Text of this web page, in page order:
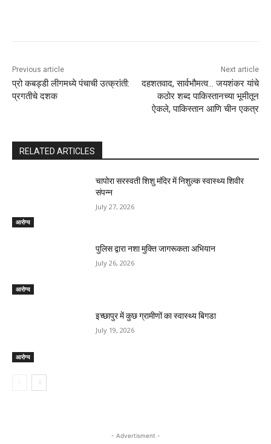
Previous article
प्रो कबड्डी लीगमध्ये पंचाची उत्क्रांती:
प्रगतीचे दशक
Next article
दहशतवाद, सार्वभौमत्व… जयशंकर यांचे
कठोर शब्द पाकिस्तानच्या भूमीतून
ऐकले, पाकिस्तान आणि चीन एकत्र
RELATED ARTICLES
आरोग्य
चापोरा सरस्वती शिशु मंदिर में निशुल्क स्वास्थ्य शिवीर
संपन्न
July 27, 2026
आरोग्य
पुलिस द्वारा नशा मुक्ति जागरूकता अभियान
July 26, 2026
आरोग्य
इच्छापुर में कुछ ग्रामीणों का स्वास्थ्य बिगडा
July 19, 2026
- Advertisment -